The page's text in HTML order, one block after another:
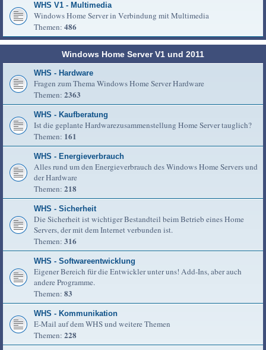
WHS V1 - Multimedia
Windows Home Server in Verbindung mit Multimedia
Themen: 486
Windows Home Server V1 und 2011
WHS - Hardware
Fragen zum Thema Windows Home Server Hardware
Themen: 2363
WHS - Kaufberatung
Ist die geplante Hardwarezusammenstellung Home Server tauglich?
Themen: 161
WHS - Energieverbrauch
Alles rund um den Energieverbrauch des Windows Home Servers und
der Hardware
Themen: 218
WHS - Sicherheit
Die Sicherheit ist wichtiger Bestandteil beim Betrieb eines Home
Servers, der mit dem Internet verbunden ist.
Themen: 316
WHS - Softwareentwicklung
Eigener Bereich für die Entwickler unter uns! Add-Ins, aber auch
andere Programme.
Themen: 83
WHS - Kommunikation
E-Mail auf dem WHS und weitere Themen
Themen: 228